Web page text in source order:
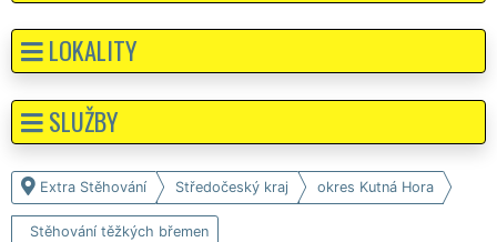
Extra Stěhování Středočeský kraj okres Kutná Hora
Stěhování těžkých břemen
LOKALITY
SLUŽBY